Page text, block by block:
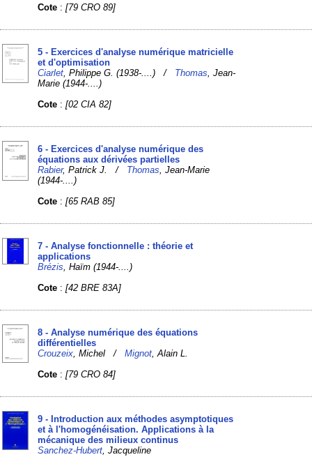
Cote :[79 CRO 89]
5 - Exercices d'analyse numérique matricielle
et d'optimisation
Ciarlet , Philippe G. (1938-....) / Thomas , Jean-
Marie (1944-....)
Cote :[02 CIA 82]
6 - Exercices d'analyse numérique des
équations aux dérivées partielles
Rabier, Patrick J. / Thomas , Jean-Marie
(1944-....)
Cote :[65 RAB 85]
7 - Analyse fonctionnelle : théorie et
applications
Brézis , Haïm (1944-....)
Cote :[42 BRE 83A]
8 - Analyse numérique des équations
différentielles
Crouzeix , Michel /Mignot , Alain L.
Cote :[79 CRO 84]
9 - Introduction aux méthodes asymptotiques
et à l'homogénéisation. Applications à la
mécanique des milieux continus
Sanchez-Hubert , Jacqueline